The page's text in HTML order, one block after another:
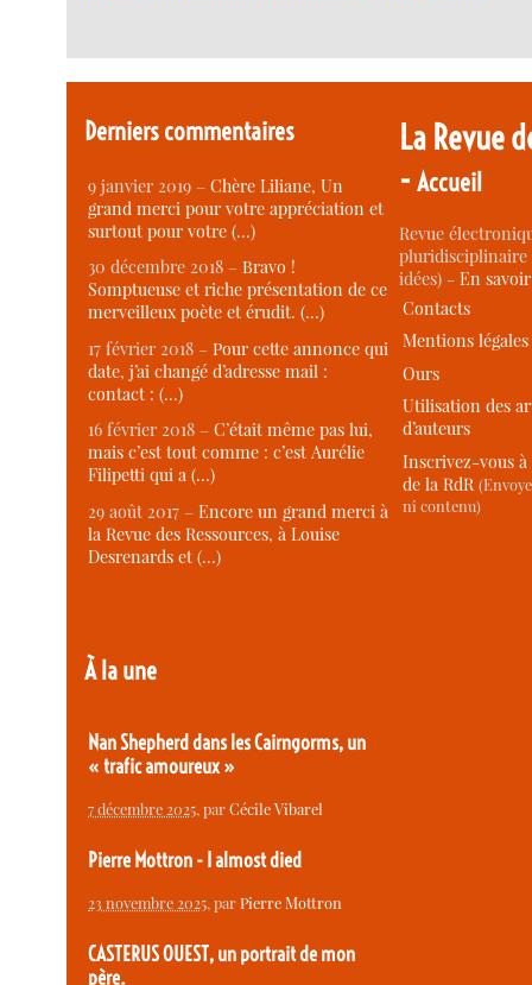
Derniers commentaires
9 janvier 2019 –Chère Liliane, Un
grand merci pour votre appréciation et
surtout pour votre (…)
30 décembre 2018 –Bravo !
Somptueuse et riche présentation de ce
merveilleux poète et érudit. (…)
17 février 2018 –Pour cette annonce qui
date, j’ai changé d’adresse mail :
contact : (…)
16 février 2018 –C’était même pas lui,
mais c’est tout comme : c’est Aurélie
Filipetti qui a (…)
29 août 2017 –Encore un grand merci à
la Revue des Ressources, à Louise
Desrenards et (…)
À la une
Nan Shepherd dans les Cairngorms, un
« trafic amoureux »
7 décembre 2025, parCécile Vibarel
Pierre Mottron - I almost died
23 novembre 2025, parPierre Mottron
CASTERUS OUEST, un portrait de mon
père.
La Revue
-Accueil
Revue
idées) -En
Contacts
Mentions légales
Ours
Utilisation des
d’auteurs
Inscrivez-vous
de la RdR
ni contenu)